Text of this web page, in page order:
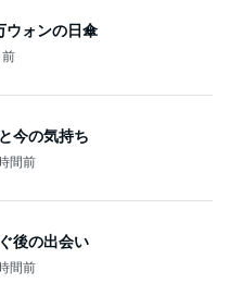
ウォンの日傘
前
今の気持ち
間前
後の出会い
間前